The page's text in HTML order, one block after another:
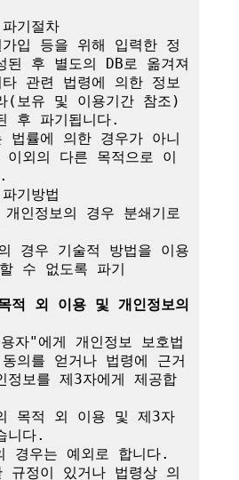
기절차
입 등을 위해 입력한 정
된 후 별도의 DB로 옮겨져
관련 법령에 의한 정보
(보유 및 이용기간 참조)
후 파기됩니다.
법률에 의한 경우가 아니
이외의 다른 목적으로 이
기방법
수 없도록 파기
적 외 이용 및 개인정보의
자"에게 개인정보 보호법
의를 얻거나 법령에 근거
정보를 제3자에게 제공합
목적 외 이용 및 제3자
니다.
우는 예외로 합니다.
규정이 있거나 법령상 의